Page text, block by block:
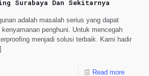
Surabaya Dan Sekitarnya
adalah masalah serius yang dapat
penghuni. Untuk mencegah
menjadi solusi terbaik. Kami hadir
Read more